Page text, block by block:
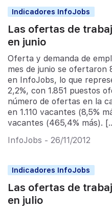
Indicadores InfoJobs
Las ofertas de
en junio
Oferta y demanda de
mes de junio se ofertaron
en InfoJobs, lo que
2,2%, con 1.851 puestos
número de ofertas en la
en 1.110 vacantes (8,5%
vacantes (465,4% más).
InfoJobs - 26/11/2012
Indicadores InfoJobs
Las ofertas de
en julio